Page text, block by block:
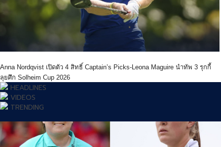
Anna Nordqvist เปิดตัว 4 สิทธิ์ Captain’s Picks-Leona Maguire นำทัพ 3 รุกกี้
ลุยศึก Solheim Cup 2026
HEADLINES
VIDEOS
TRENDING